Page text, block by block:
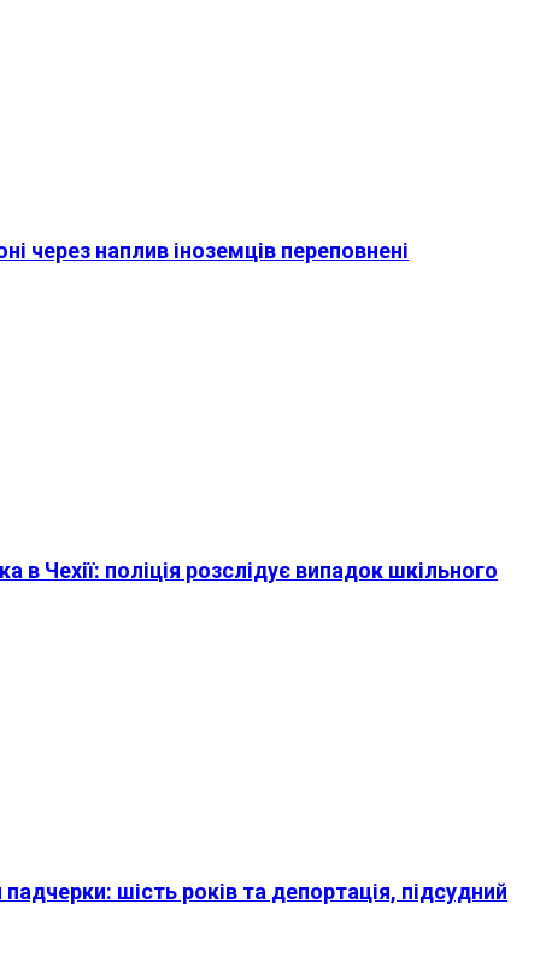
через наплив іноземців переповнені
в Чехії: поліція розслідує випадок шкільного
шість років та депортація, підсудний